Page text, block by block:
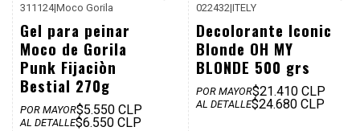
311124|Moco Gorila
Gel para peinar
Moco de Gorila
Punk Fijaciòn
Bestial 270g
POR MAYOR$5.550 CLP
AL DETALLE$6.550 CLP
022432|ITELY
Decolorante Iconic
Blonde OH MY
BLONDE 500 grs
POR MAYOR$21.410 CLP
AL DETALLE$24.680 CLP